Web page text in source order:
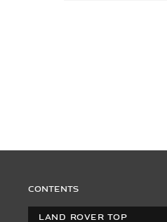
CONTENTS
LAND ROVER TOP